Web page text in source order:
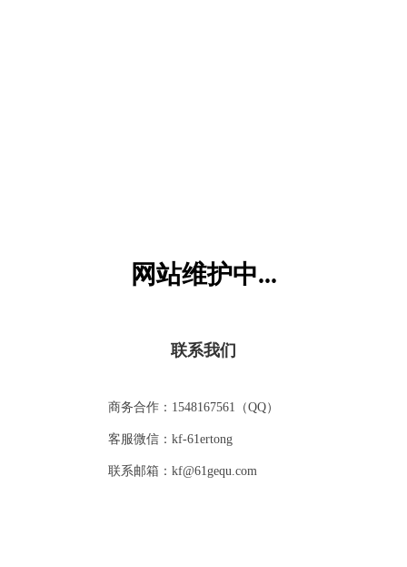
网站维护中...
联系我们
商务合作：1548167561（QQ）
客服微信：kf-61ertong
联系邮箱：kf@61gequ.com